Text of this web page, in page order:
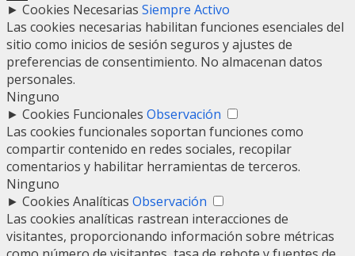
► Cookies Necesarias Siempre Activo
Las cookies necesarias habilitan funciones esenciales del
sitio como inicios de sesión seguros y ajustes de
preferencias de consentimiento. No almacenan datos
personales.
Ninguno
► Cookies Funcionales Observación
Las cookies funcionales soportan funciones como
compartir contenido en redes sociales, recopilar
comentarios y habilitar herramientas de terceros.
Ninguno
► Cookies Analíticas Observación
Las cookies analíticas rastrean interacciones de
visitantes, proporcionando información sobre métricas